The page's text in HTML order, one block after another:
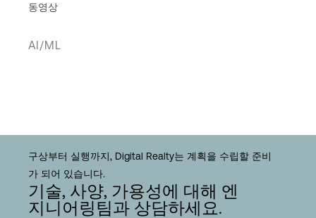
동영상
AI/ML
구상부터 실행까지, Digital Realty는 계획을 수립할 준비
가 되어 있습니다.
기술, 사양, 가용성에 대해 엔
지니어링팀과 상담하세요.